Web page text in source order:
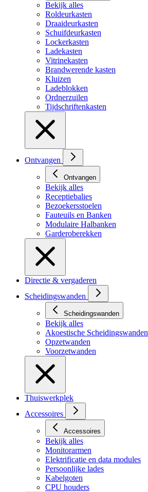
Bekijk alles
Roldeurkasten
Draaideurkasten
Schuifdeurkasten
Lockerkasten
Ladekasten
Vitrinekasten
Brandwerende kasten
Kluizen
Ladeblokken
Ordnerzuilen
Tijdschriftenkasten
Ontvangen
Ontvangen
Bekijk alles
Receptiebalies
Bezoekersstoelen
Fauteuils en Banken
Modulaire Halbanken
Garderoberekken
Directie & vergaderen
Scheidingswanden
Scheidingswanden
Bekijk alles
Akoestische Scheidingswanden
Opzetwanden
Voorzetwanden
Thuiswerkplek
Accessoires
Accessoires
Bekijk alles
Monitorarmen
Elektrificatie en data modules
Persoonlijke lades
Kabelgoten
CPU houders